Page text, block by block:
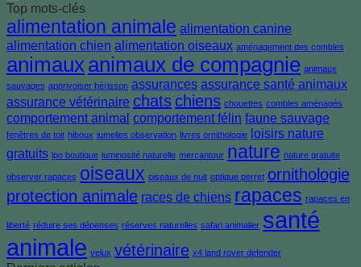
Top mots-clés
alimentation animale alimentation canine
alimentation chien alimentation oiseaux aménagement des combles
animaux animaux de compagnie animaux
sauvages apprivoiser hérisson assurances assurance santé animaux
assurance vétérinaire chats chiens chouettes combles aménagés
comportement animal comportement félin faune sauvage
fenêtres de toit hiboux jumelles observation livres ornithologie loisirs nature
gratuits lpo boutique luminosité naturelle mercantour nature nature gratuite
observer rapaces oiseaux oiseaux de nuit optique perret ornithologie
protection animale races de chiens rapaces rapaces en
liberté réduire ses dépenses réserves naturelles safari animalier santé
animale velux vétérinaire x4 land rover defender